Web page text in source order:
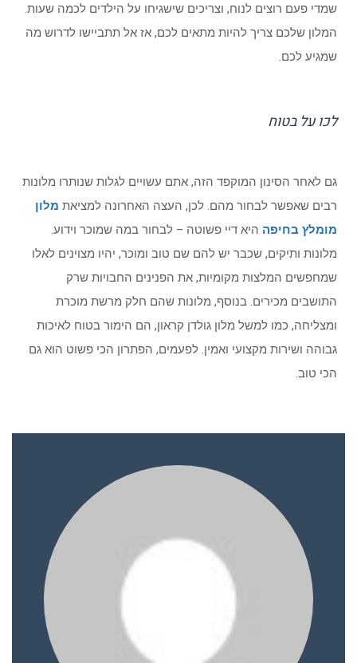
שמדי פעם רוצים לנוח, וצריכים שישגיחו על הילדים לכמה שעות.
המלון שלכם צריך להיות מתאים לכם, אז אל תתביישו לדרוש מה
שמגיע לכם.
לכו על בטוח
גם לאחר הסינון המוקפד הזה, אתם עשויים לגלות שנותרו מלונות
רבים שאפשר לבחור מהם. לכן, העצה האחרונה למציאת מלון
מומלץ בחיפה היא דיי פשוטה – לבחור במה שמוכר וידוע.
מלונות ותיקים, שכבר יש להם שם טוב ומוכר, יהיו מצוינים לאלו
שמחפשים המלצות מקומיות, את הפנינים החבויות שרק
התושבים מכירים. בנוסף, מלונות שהם חלק מרשת מוכרת
ומצליחה, כמו למשל מלון גולדן קראון, הם הימור בטוח לאיכות
גבוהה ושירות מקצועי ואמין. לפעמים, הפתרון הכי פשוט הוא גם
הכי טוב.